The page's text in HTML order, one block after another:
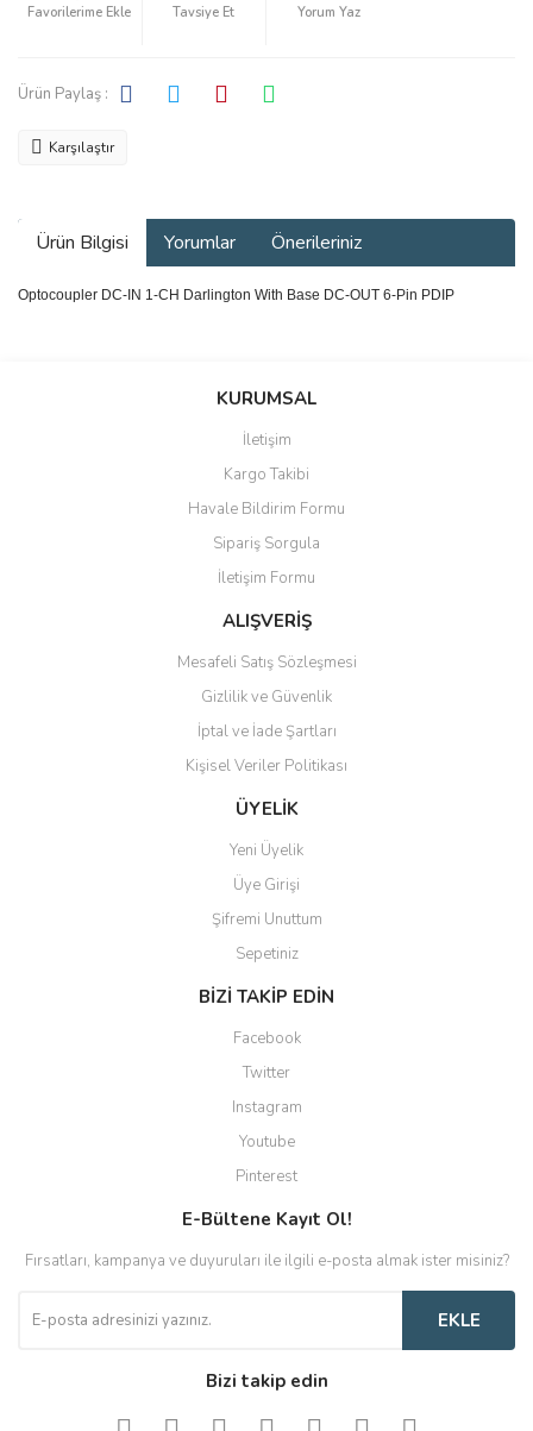
Tavsiye Et Yorum Yaz
Ürün Paylaş :
Karşılaştır
Ürün Bilgisi Yorumlar Önerileriniz
Optocoupler DC-IN 1-CH Darlington With Base DC-OUT 6-Pin PDIP
Bu ürüne ilk yorumu siz yapın!
Yorum Yaz
Ürün resmi kalitesiz, bozuk veya görüntülenemiyor.
Ürün açıklamasında eksik bilgiler bulunuyor.
Ürün bilgilerinde hatalar bulunuyor.
Ürün fiyatı diğer sitelerden daha pahalı.
Bu ürüne benzer farklı alternatifler olmalı.
Gönder
KURUMSAL
İletişim
Kargo Takibi
Havale Bildirim Formu
Sipariş Sorgula
İletişim Formu
ALIŞVERİŞ
Mesafeli Satış Sözleşmesi
Gizlilik ve Güvenlik
İptal ve İade Şartları
Kişisel Veriler Politikası
ÜYELİK
Yeni Üyelik
Üye Girişi
Şifremi Unuttum
Sepetiniz
BİZİ TAKİP EDİN
Facebook
Twitter
Instagram
Youtube
Pinterest
E-Bültene Kayıt Ol!
Fırsatları, kampanya ve duyuruları ile ilgili e-posta almak ister misiniz?
EKLE
Bizi takip edin